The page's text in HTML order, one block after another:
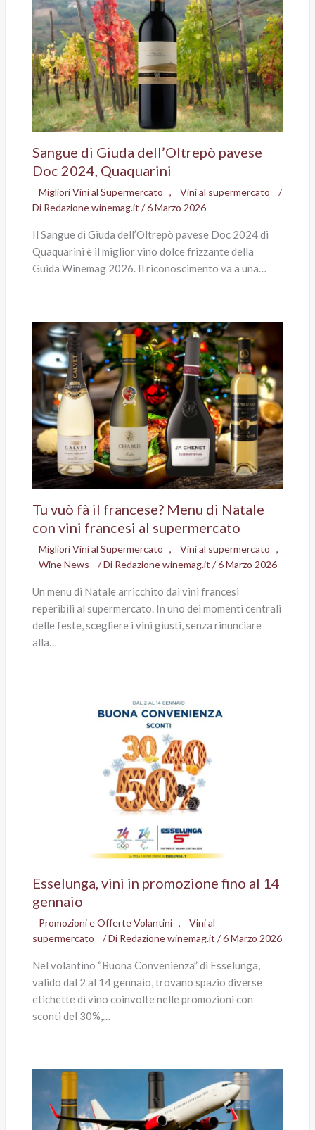
Sangue di Giuda dell’Oltrepò pavese
Doc 2024, Quaquarini
Migliori Vini al Supermercato , Vini al supermercato
/
Di Redazione winemag.it /6 Marzo 2026
Il Sangue di Giuda dell’Oltrepò pavese Doc 2024 di
Quaquarini è il miglior vino dolce frizzante della
Guida Winemag 2026. Il riconoscimento va a una…
Tu vuò fà il francese? Menu di Natale
con vini francesi al supermercato
Migliori Vini al Supermercato , Vini al supermercato ,
Wine News
/ Di Redazione winemag.it /6 Marzo 2026
Un menu di Natale arricchito dai vini francesi
reperibili al supermercato. In uno dei momenti centrali
delle feste, scegliere i vini giusti, senza rinunciare
alla…
Esselunga, vini in promozione fino al 14
gennaio
Promozioni e Offerte Volantini ,
Vini al
supermercato
/ Di Redazione winemag.it /6 Marzo 2026
Nel volantino “Buona Convenienza” di Esselunga,
valido dal 2 al 14 gennaio, trovano spazio diverse
etichette di vino coinvolte nelle promozioni con
sconti del 30%,…